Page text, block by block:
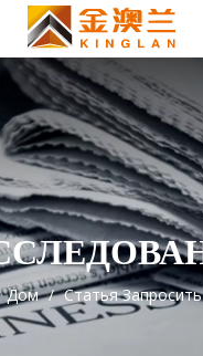
Дом / Статья Запросить